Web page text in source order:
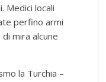
Medici locali
perfino armi
mira alcune
la Turchia –